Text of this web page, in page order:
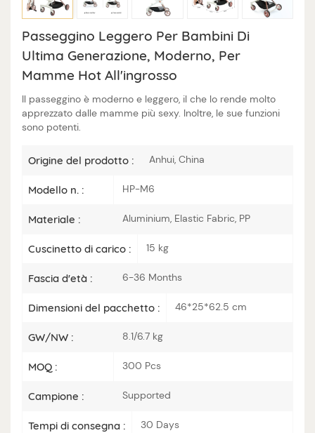
Passeggino Leggero Per Bambini Di
Ultima Generazione, Moderno, Per
Mamme Hot All'ingrosso
Il passeggino è moderno e leggero, il che lo rende molto
apprezzato dalle mamme più sexy. Inoltre, le sue funzioni
sono potenti.
Origine del prodotto : Anhui, China
Modello n. : HP-M6
Materiale : Aluminium, Elastic Fabric, PP
Cuscinetto di carico : 15 kg
Fascia d'età : 6-36 Months
Dimensioni del pacchetto : 46*25*62.5 cm
GW/NW : 8.1/6.7 kg
MOQ : 300 Pcs
Campione : Supported
Tempi di consegna : 30 Days